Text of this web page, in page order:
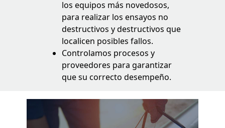
los equipos más novedosos,
para realizar los ensayos no
destructivos y destructivos que
localicen posibles fallos.
Controlamos procesos y
proveedores para garantizar
que su correcto desempeño.